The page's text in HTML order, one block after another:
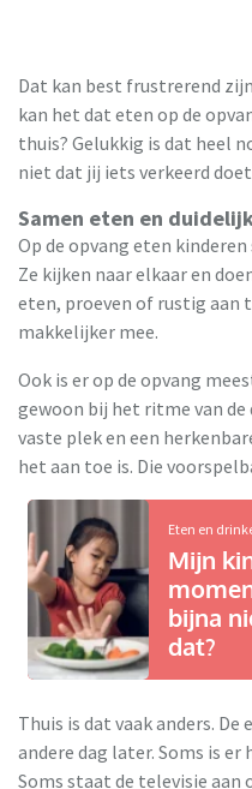
Dat kan best frustrerend
kan het dat eten op de
thuis? Gelukkig is dat heel
niet dat jij iets verkeerd
Samen eten en
Op de opvang eten
Ze kijken naar elkaar en
eten, proeven of rustig aan
makkelijker mee.
Ook is er op de opvang
gewoon bij het ritme van de
vaste plek en een
het aan toe is. Die
Eten en
Mijn
bijna
dat?
Thuis is dat vaak anders. De
andere dag later. Soms is er
Soms staat de televisie aan